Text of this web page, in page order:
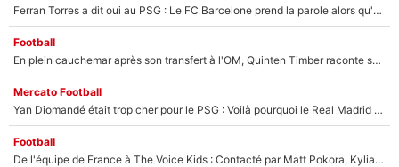
Ferran Torres a dit oui au PSG : Le FC Barcelone prend la parole alors qu'un transfert de l'attaquant espagnol prend forme
Football
En plein cauchemar après son transfert à l'OM, Quinten Timber raconte ses doutes après sa signature à Marseille
Mercato Football
Yan Diomandé était trop cher pour le PSG : Voilà pourquoi le Real Madrid a accepté de payer la somme record de 140M€ pour boucler son transfert !
Football
De l'équipe de France à The Voice Kids : Contacté par Matt Pokora, Kylian Mbappé a accepté de jouer un rôle inédit sur TF1 !